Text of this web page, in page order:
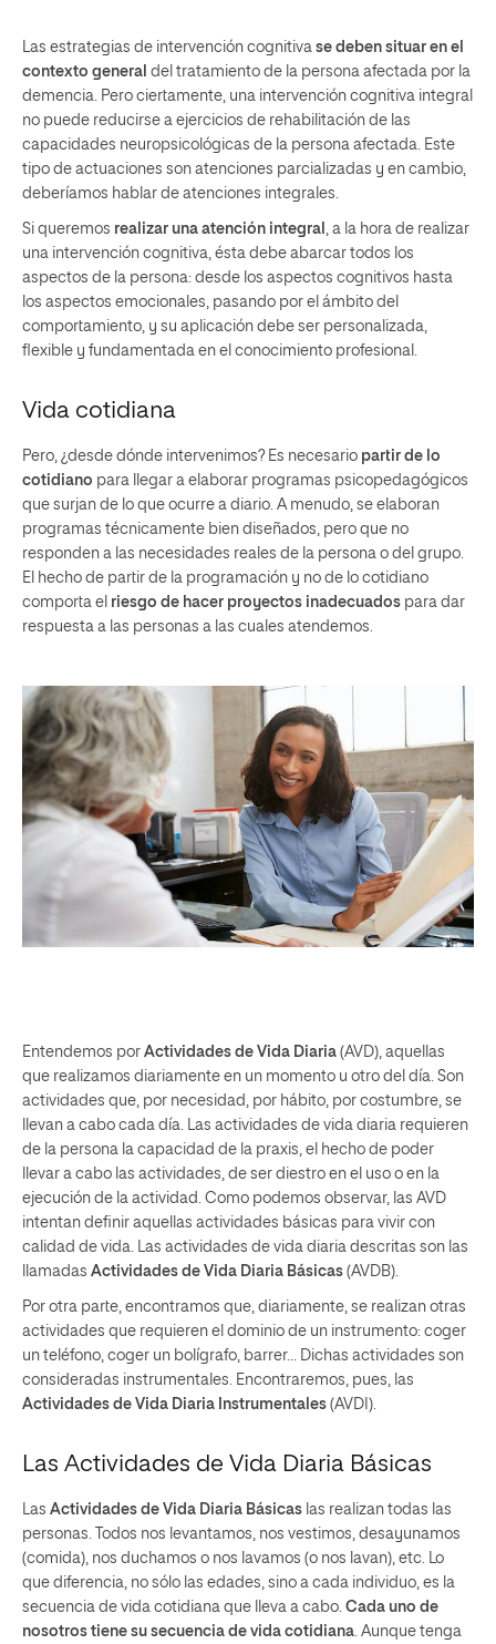
Las estrategias de intervención cognitiva se deben situar en el
contexto general del tratamiento de la persona afectada por la
demencia. Pero ciertamente, una intervención cognitiva integral
no puede reducirse a ejercicios de rehabilitación de las
capacidades neuropsicológicas de la persona afectada. Este
tipo de actuaciones son atenciones parcializadas y en cambio,
deberíamos hablar de atenciones integrales.
Si queremos realizar una atención integral , a la hora de realizar
una intervención cognitiva, ésta debe abarcar todos los
aspectos de la persona: desde los aspectos cognitivos hasta
los aspectos emocionales, pasando por el ámbito del
comportamiento, y su aplicación debe ser personalizada,
flexible y fundamentada en el conocimiento profesional.
Vida cotidiana
Pero, ¿desde dónde intervenimos? Es necesario partir de lo
cotidiano para llegar a elaborar programas psicopedagógicos
que surjan de lo que ocurre a diario. A menudo, se elaboran
programas técnicamente bien diseñados, pero que no
responden a las necesidades reales de la persona o del grupo.
El hecho de partir de la programación y no de lo cotidiano
comporta el riesgo de hacer proyectos inadecuados para dar
respuesta a las personas a las cuales atendemos.
Entendemos por Actividades de Vida Diaria (AVD), aquellas
que realizamos diariamente en un momento u otro del día. Son
actividades que, por necesidad, por hábito, por costumbre, se
llevan a cabo cada día. Las actividades de vida diaria requieren
de la persona la capacidad de la praxis, el hecho de poder
llevar a cabo las actividades, de ser diestro en el uso o en la
ejecución de la actividad. Como podemos observar, las AVD
intentan definir aquellas actividades básicas para vivir con
calidad de vida. Las actividades de vida diaria descritas son las
llamadas Actividades de Vida Diaria Básicas (AVDB).
Por otra parte, encontramos que, diariamente, se realizan otras
actividades que requieren el dominio de un instrumento: coger
un teléfono, coger un bolígrafo, barrer… Dichas actividades son
consideradas instrumentales. Encontraremos, pues, las
Actividades de Vida Diaria Instrumentales (AVDI).
Las Actividades de Vida Diaria Básicas
Las Actividades de Vida Diaria Básicas las realizan todas las
personas. Todos nos levantamos, nos vestimos, desayunamos
(comida), nos duchamos o nos lavamos (o nos lavan), etc. Lo
que diferencia, no sólo las edades, sino a cada individuo, es la
secuencia de vida cotidiana que lleva a cabo. Cada uno de
nosotros tiene su secuencia de vida cotidiana . Aunque tenga